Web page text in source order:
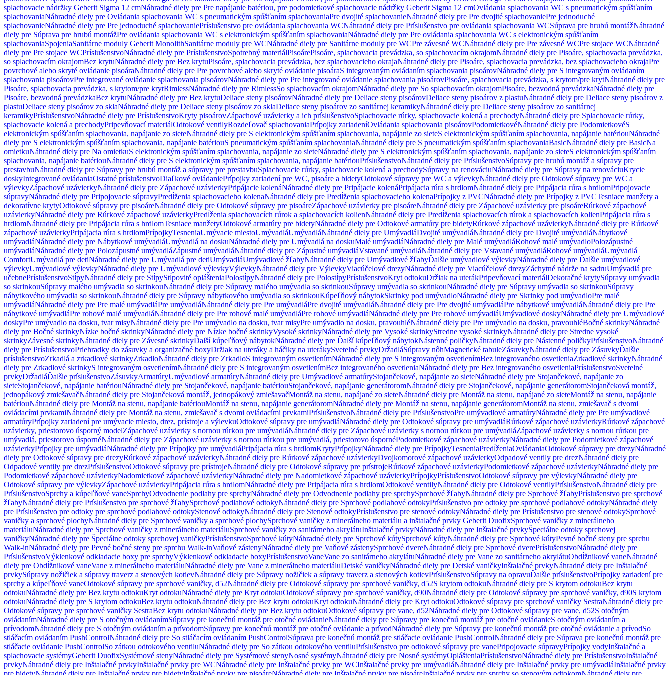
splachovacie nádržky Geberit Sigma 12 cmNáhradné diely pre Pre napájanie batériou, pre podomietkové splachovacie nádržky Geberit Sigma 12 cmOvládania splachovania WC s pneumatickým spúšťaním
splachovaniaNáhradné diely pre Ovládania splachovania WC s pneumatickým spúšťaním splachovaniaPre dvojité splachovanieNáhradné diely pre Pre dvojité splachovaniePre jednoduché
splachovanieNáhradné diely pre Pre jednoduché splachovaniePríslušenstvo pre ovládania splachovania WCNáhradné diely pre Príslušenstvo pre ovládania splachovania WCSúprava pre hrubú montážNáhradné
diely pre Súprava pre hrubú montážPre ovládania splachovania WC s elektronickým spúšťaním splachovaniaNáhradné diely pre Pre ovládania splachovania WC s elektronickým spúšťaním
splachovaniaSpojeniaSanitárne moduly Geberit MonolithSanitárne moduly pre WCNáhradné diely pre Sanitárne moduly pre WCPre závesné WCNáhradné diely pre Pre závesné WCPre stojace WCNáhradné
diely pre Pre stojace WCPríslušenstvoNáhradné diely pre PríslušenstvoSpotrebný materiálPisoárePisoáre, splachovacia prevádzka, so splachovacím okrajomNáhradné diely pre Pisoáre, splachovacia prevádzka,
so splachovacím okrajomBez krytuNáhradné diely pre Bez krytuPisoáre, splachovacia prevádzka, bez splachovacieho okrajaNáhradné diely pre Pisoáre, splachovacia prevádzka, bez splachovacieho okrajaPre
povrchové alebo skryté ovládanie pisoáraNáhradné diely pre Pre povrchové alebo skryté ovládanie pisoáraS integrovaným ovládaním splachovania pisoárovNáhradné diely pre S integrovaným ovládaním
splachovania pisoárovPre integrované ovládanie splachovania pisoárovNáhradné diely pre Pre integrované ovládanie splachovania pisoárovPisoáre, splachovacia prevádzka, s krytom/pre krytNáhradné diely pre
Pisoáre, splachovacia prevádzka, s krytom/pre krytRimlessNáhradné diely pre RimlessSo splachovacím okrajomNáhradné diely pre So splachovacím okrajomPisoáre, bezvodná prevádzkaNáhradné diely pre
Pisoáre, bezvodná prevádzkaBez krytuNáhradné diely pre Bez krytuDeliace steny pisoárovNáhradné diely pre Deliace steny pisoárovDeliace steny pisoárov z plastuNáhradné diely pre Deliace steny pisoárov z
plastuDeliace steny pisoárov zo sklaNáhradné diely pre Deliace steny pisoárov zo sklaDeliace steny pisoárov zo sanitárnej keramikyNáhradné diely pre Deliace steny pisoárov zo sanitárnej
keramikyPríslušenstvoNáhradné diely pre PríslušenstvoKryty pisoárovZápachové uzávierky a ich príslušenstvoSplachovacie rúrky, splachovacie kolená a prechodyNáhradné diely pre Splachovacie rúrky,
splachovacie kolená a prechodyPripevňovací materiálOdtokové ventilyRozdeľovač splachovaniaPrípojky zariadeníOvládania splachovania pisoárovPodomietkovéNáhradné diely pre PodomietkovéS
elektronickým spúšťaním splachovania, napájanie zo sieteNáhradné diely pre S elektronickým spúšťaním splachovania, napájanie zo sieteS elektronickým spúšťaním splachovania, napájanie batériouNáhradné
diely pre S elektronickým spúšťaním splachovania, napájanie batériouS pneumatickým spúšťaním splachovaniaNáhradné diely pre S pneumatickým spúšťaním splachovaniaBasicNáhradné diely pre BasicNa
omietkuNáhradné diely pre Na omietkuS elektronickým spúšťaním splachovania, napájanie zo sieteNáhradné diely pre S elektronickým spúšťaním splachovania, napájanie zo sieteS elektronickým spúšťaním
splachovania, napájanie batériouNáhradné diely pre S elektronickým spúšťaním splachovania, napájanie batériouPríslušenstvoNáhradné diely pre PríslušenstvoSúpravy pre hrubú montáž a súpravy pre
prestavbuNáhradné diely pre Súpravy pre hrubú montáž a súpravy pre prestavbuSplachovacie rúrky, splachovacie kolená a prechodySúpravy na renováciuNáhradné diely pre Súpravy na renováciuKrycie
doskyIntegrované ovládaniaOstatné príslušenstvoDiaľkové ovládaniePrípojky zariadení pre WC, pisoáre a bidetyOdtokové súpravy pre WC a výlevkyNáhradné diely pre Odtokové súpravy pre WC a
výlevkyZápachové uzávierkyNáhradné diely pre Zápachové uzávierkyPripájacie kolenáNáhradné diely pre Pripájacie kolenáPripájacia rúra s hrdlomNáhradné diely pre Pripájacia rúra s hrdlomPripojovacie
súpravyNáhradné diely pre Pripojovacie súpravyPredĺženia splachovacieho kolenaNáhradné diely pre Predĺženia splachovacieho kolenaPrípojky z PVCNáhradné diely pre Prípojky z PVCTesniace manžety a
dekoratívne krytyOdtokové súpravy pre pisoáreNáhradné diely pre Odtokové súpravy pre pisoáreZápachové uzávierky pre pisoáreNáhradné diely pre Zápachové uzávierky pre pisoáreRúrkové zápachové
uzávierkyNáhradné diely pre Rúrkové zápachové uzávierkyPredĺženia splachovacích rúrok a splachovacích kolienNáhradné diely pre Predĺženia splachovacích rúrok a splachovacích kolienPripájacia rúra s
hrdlomNáhradné diely pre Pripájacia rúra s hrdlomTesniace manžetyOdtokové armatúry pre bidetyNáhradné diely pre Odtokové armatúry pre bidetyRúrkové zápachové uzávierkyNáhradné diely pre Rúrkové
zápachové uzávierkyPripájacia rúra s hrdlomPrípojkyTesneniaUmývacie miestoUmývadláUmývadláNáhradné diely pre UmývadláDvojité umývadláNáhradné diely pre Dvojité umývadláNábytkové
umývadláNáhradné diely pre Nábytkové umývadláUmývadlá na doskuNáhradné diely pre Umývadlá na doskuMalé umývadláNáhradné diely pre Malé umývadláRohové malé umývadloPolozápustné
umývadláNáhradné diely pre Polozápustné umývadláZápustné umývadláNáhradné diely pre Zápustné umývadláVstavané umývadláNáhradné diely pre Vstavané umývadláRohové umývadláUmývadlá
ComfortUmývadlá pre detiNáhradné diely pre Umývadlá pre detiUmývadláUmývadlové žľabyNáhradné diely pre Umývadlové žľabyĎalšie umývadlové výlevkyNáhradné diely pre Ďalšie umývadlové
výlevkyUmývadlové výlevkyNáhradné diely pre Umývadlové výlevkyVýlevkyNáhradné diely pre VýlevkyViacúčelové drezyNáhradné diely pre Viacúčelové drezyZáchytné nádrže na sadruUmývadlá pre
učebnePríslušenstvoStĺpyNáhradné diely pre StĺpyStĺpovité oplášteniaPolostĺpyNáhradné diely pre PolostĺpyPríslušenstvoKryt odtokuDržiak na uterákPripevňovací materiálDekoračné krytySúpravy umývadla
so skrinkouSúpravy malého umývadla so skrinkouNáhradné diely pre Súpravy malého umývadla so skrinkouSúpravy umývadla so skrinkouNáhradné diely pre Súpravy umývadla so skrinkouSúpravy
nábytkového umývadla so skrinkouNáhradné diely pre Súpravy nábytkového umývadla so skrinkouKúpeľňový nábytokSkrinky pod umývadloNáhradné diely pre Skrinky pod umývadloPre malé
umývadláNáhradné diely pre Pre malé umývadláPre umývadláNáhradné diely pre Pre umývadláPre dvojité umývadláNáhradné diely pre Pre dvojité umývadláPre nábytkové umývadláNáhradné diely pre Pre
nábytkové umývadláPre rohové malé umývadláNáhradné diely pre Pre rohové malé umývadláPre rohové umývadláNáhradné diely pre Pre rohové umývadláUmývadlové doskyNáhradné diely pre Umývadlové
doskyPre umývadlo na dosku, tvar misyNáhradné diely pre Pre umývadlo na dosku, tvar misyPre umývadlo na dosku, pravouhléNáhradné diely pre Pre umývadlo na dosku, pravouhléBočné skrinkyNáhradné
diely pre Bočné skrinkyNízke bočné skrinkyNáhradné diely pre Nízke bočné skrinkyVysoké skrinkyNáhradné diely pre Vysoké skrinkyStredne vysoké skrinkyNáhradné diely pre Stredne vysoké
skrinkyZávesné skrinkyNáhradné diely pre Závesné skrinkyĎalší kúpeľňový nábytokNáhradné diely pre Ďalší kúpeľňový nábytokNástenné poličkyNáhradné diely pre Nástenné poličkyPríslušenstvoNáhradné
diely pre PríslušenstvoPriehradky do zásuvky a organizačné boxyDržiak na uteráky a háčiky na uterákySvetelné prvkyDržadláSúpravy nôhMagnetické tabuleZásuvkyNáhradné diely pre ZásuvkyĎalšie
príslušenstvoZrkadlá a zrkadlové skrinkyZrkadloNáhradné diely pre ZrkadloS integrovaným osvetlenímNáhradné diely pre S integrovaným osvetlenímBez integrovaného osvetleniaZrkadlové skrinkyNáhradné
diely pre Zrkadlové skrinkyS integrovaným osvetlenímNáhradné diely pre S integrovaným osvetlenímBez integrovaného osvetleniaNáhradné diely pre Bez integrovaného osvetleniaPríslušenstvoSvetelné
prvkyDržadláĎalšie príslušenstvoZásuvkyArmatúryUmývadlové armatúryNáhradné diely pre Umývadlové armatúryStojančekové, napájanie zo sieteNáhradné diely pre Stojančekové, napájanie zo
sieteStojančekové, napájanie batériouNáhradné diely pre Stojančekové, napájanie batériouStojančekové, napájanie generátoromNáhradné diely pre Stojančekové, napájanie generátoromStojančeková montáž,
jednopákový zmiešavačNáhradné diely pre Stojančeková montáž, jednopákový zmiešavačMontáž na stenu, napájané zo sieteNáhradné diely pre Montáž na stenu, napájané zo sieteMontáž na stenu, napájanie
batériouNáhradné diely pre Montáž na stenu, napájanie batériouMontáž na stenu, napájanie generátoromNáhradné diely pre Montáž na stenu, napájanie generátoromMontáž na stenu, zmiešavač s dvomi
ovládacími prvkamiNáhradné diely pre Montáž na stenu, zmiešavač s dvomi ovládacími prvkamiPríslušenstvoNáhradné diely pre PríslušenstvoPre umývadlové armatúryNáhradné diely pre Pre umývadlové
armatúryPrípojky zariadení pre umývacie miesto, drez, prístroje a výlevkuOdtokové súpravy pre umývadláNáhradné diely pre Odtokové súpravy pre umývadláRúrkové zápachové uzávierkyRúrkové zápachové
uzávierky, priestorovo úsporný modelZápachové uzávierky s nornou rúrkou pre umývadláNáhradné diely pre Zápachové uzávierky s nornou rúrkou pre umývadláZápachové uzávierky s nornou rúrkou pre
umývadlá, priestorovo úspornéNáhradné diely pre Zápachové uzávierky s nornou rúrkou pre umývadlá, priestorovo úspornéPodomietkové zápachové uzávierkyNáhradné diely pre Podomietkové zápachové
uzávierkyPrípojky pre umývadláNáhradné diely pre Prípojky pre umývadláPripájacia rúra s hrdlomKrytyPrípojkyNáhradné diely pre PrípojkyTesneniaPredĺženiaOvládaniaOdtokové súpravy pre drezyNáhradné
diely pre Odtokové súpravy pre drezyRúrkové zápachové uzávierkyNáhradné diely pre Rúrkové zápachové uzávierkyDvojkomorové zápachové uzávierkyOdpadové ventily pre drezNáhradné diely pre
Odpadové ventily pre drezPríslušenstvoOdtokové súpravy pre prístrojeNáhradné diely pre Odtokové súpravy pre prístrojeRúrkové zápachové uzávierkyPodomietkové zápachové uzávierkyNáhradné diely pre
Podomietkové zápachové uzávierkyNadomietkové zápachové uzávierkyNáhradné diely pre Nadomietkové zápachové uzávierkyPrípojkyPríslušenstvoOdtokové súpravy pre výlevkyNáhradné diely pre
Odtokové súpravy pre výlevkyZápachové uzávierkyPripájacia rúra s hrdlomNáhradné diely pre Pripájacia rúra s hrdlomOdtokové ventilyNáhradné diely pre Odtokové ventilyPríslušenstvoNáhradné diely pre
PríslušenstvoSprchy a kúpeľňové vaneSprchyOdvodnenie podlahy pre sprchyNáhradné diely pre Odvodnenie podlahy pre sprchySprchové žľabyNáhradné diely pre Sprchové žľabyPríslušenstvo pre sprchové
žľabyNáhradné diely pre Príslušenstvo pre sprchové žľabySprchové podlahové odtokyNáhradné diely pre Sprchové podlahové odtokyPríslušenstvo pre odtoky pre sprchové podlahové odtokyNáhradné diely
pre Príslušenstvo pre odtoky pre sprchové podlahové odtokyStenové odtokyNáhradné diely pre Stenové odtokyPríslušenstvo pre stenové odtokyNáhradné diely pre Príslušenstvo pre stenové odtokySprchové
vaničky a sprchové plochyNáhradné diely pre Sprchové vaničky a sprchové plochySprchové vaničky z minerálneho materiálu a inštalačné prvky Geberit DuofixSprchové vaničky z minerálneho
materiáluNáhradné diely pre Sprchové vaničky z minerálneho materiáluSprchové vaničky zo sanitárneho akrylátuInštalačné prvkyNáhradné diely pre Inštalačné prvkyŠpeciálne odtoky sprchovej
vaničkyNáhradné diely pre Špeciálne odtoky sprchovej vaničkyPríslušenstvoSprchové kútyNáhradné diely pre Sprchové kútySprchové kútyNáhradné diely pre Sprchové kútyPevné bočné steny pre sprchu
Walk-inNáhradné diely pre Pevné bočné steny pre sprchu Walk-inVaňové zástenyNáhradné diely pre Vaňové zástenySprchové dvereNáhradné diely pre Sprchové dverePríslušenstvoNáhradné diely pre
PríslušenstvoVýklenkové odkladacie boxy pre sprchyVýklenkové odkladacie boxyPríslušenstvoVaneVane zo sanitárneho akrylátuNáhradné diely pre Vane zo sanitárneho akrylátuObdĺžnikové vaneNáhradné
diely pre Obdĺžnikové vaneVane z minerálneho materiáluNáhradné diely pre Vane z minerálneho materiáluDetské vaničkyNáhradné diely pre Detské vaničkyInštalačné prvkyNáhradné diely pre Inštalačné
prvkySúpravy nožičiek a súpravy traverz a stenových kotievNáhradné diely pre Súpravy nožičiek a súpravy traverz a stenových kotievPríslušenstvoSúpravy na opravuĎalšie príslušenstvoPrípojky zariadení pre
sprchy a kúpeľňové vaneOdtokové súpravy pre sprchové vaničky, d52Náhradné diely pre Odtokové súpravy pre sprchové vaničky, d52S krytom odtokuNáhradné diely pre S krytom odtokuBez krytu
odtokuNáhradné diely pre Bez krytu odtokuKryt odtokuNáhradné diely pre Kryt odtokuOdtokové súpravy pre sprchové vaničky, d90Náhradné diely pre Odtokové súpravy pre sprchové vaničky, d90S krytom
odtokuNáhradné diely pre S krytom odtokuBez krytu odtokuNáhradné diely pre Bez krytu odtokuKryt odtokuNáhradné diely pre Kryt odtokuOdtokové súpravy pre sprchové vaničky SestraNáhradné diely pre
Odtokové súpravy pre sprchové vaničky SestraBez krytu odtokuNáhradné diely pre Bez krytu odtokuOdtokové súpravy pre vane, d52Náhradné diely pre Odtokové súpravy pre vane, d52S otočným
ovládanímNáhradné diely pre S otočným ovládanímSúpravy pre konečnú montáž pre otočné ovládanieNáhradné diely pre Súpravy pre konečnú montáž pre otočné ovládanieS otočným ovládaním a
prívodomNáhradné diely pre S otočným ovládaním a prívodomSúpravy pre konečnú montáž pre otočné ovládanie a prívodNáhradné diely pre Súpravy pre konečnú montáž pre otočné ovládanie a prívodSo
stláčacím ovládaním PushControlNáhradné diely pre So stláčacím ovládaním PushControlSúprava pre konečnú montáž pre stláčacie ovládanie PushControlNáhradné diely pre Súprava pre konečnú montáž pre
stláčacie ovládanie PushControlSo zátkou odtokového ventiluNáhradné diely pre So zátkou odtokového ventiluPríslušenstvo pre odtokové súpravy pre vanePripojovacie súpravyPrípojky vodyInštalačné a
splachovacie systémyGeberit DuofixSystémové stenyNáhradné diely pre Systémové stenyNosné systémyNáhradné diely pre Nosné systémyOplášteniaPríslušenstvoNáhradné diely pre PríslušenstvoInštalačné
prvkyNáhradné diely pre Inštalačné prvkyInštalačné prvky pre WCNáhradné diely pre Inštalačné prvky pre WCInštalačné prvky pre umývadláNáhradné diely pre Inštalačné prvky pre umývadláInštalačné prvky